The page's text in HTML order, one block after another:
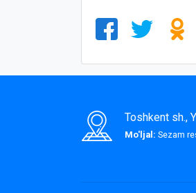
Toshkent sh.,
Mo'ljal: Sezam